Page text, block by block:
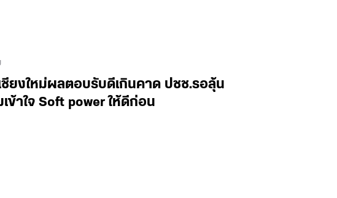
ชียงใหม่ผลตอบรับดีเกินคาด ปชช.รอลุ้น
ข้าใจ Soft power ให้ดีก่อน